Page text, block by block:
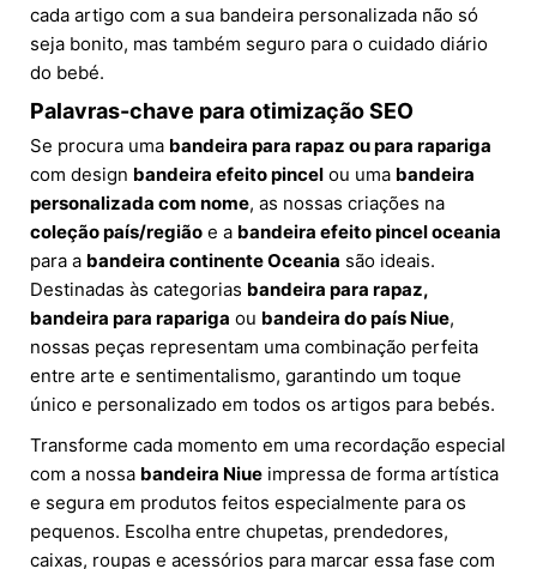
cada artigo com a sua bandeira personalizada não só
seja bonito, mas também seguro para o cuidado diário
do bebé.
Palavras-chave para otimização SEO
Se procura uma bandeira para rapaz ou para rapariga
com design bandeira efeito pincel ou uma bandeira
personalizada com nome, as nossas criações na
coleção país/região e a bandeira efeito pincel oceania
para a bandeira continente Oceania são ideais.
Destinadas às categorias bandeira para rapaz,
bandeira para rapariga ou bandeira do país Niue,
nossas peças representam uma combinação perfeita
entre arte e sentimentalismo, garantindo um toque
único e personalizado em todos os artigos para bebés.
Transforme cada momento em uma recordação especial
com a nossa bandeira Niue impressa de forma artística
e segura em produtos feitos especialmente para os
pequenos. Escolha entre chupetas, prendedores,
caixas, roupas e acessórios para marcar essa fase com